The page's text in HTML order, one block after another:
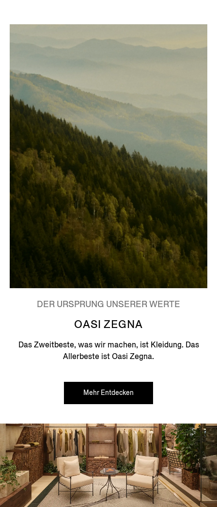
DER URSPRUNG UNSERER WERTE
OASI ZEGNA
Das Zweitbeste, was wir machen, ist Kleidung. Das
Allerbeste ist Oasi Zegna.
Mehr Entdecken